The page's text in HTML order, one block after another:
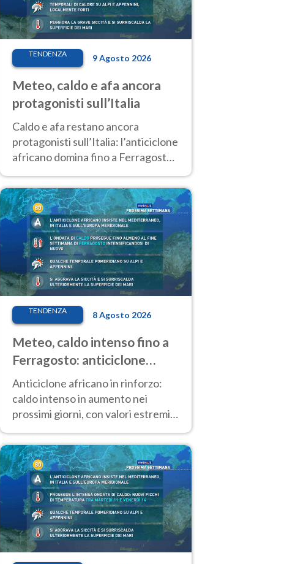
TENDENZA 9 Agosto 2026
Meteo, caldo e afa ancora
protagonisti sull’Italia
Caldo e afa restano ancora
protagonisti sull’Italia: l’anticiclone
africano domina fino a Ferragosto,
cambiamento
TENDENZA 8 Agosto 2026
Meteo, caldo intenso fino a
Ferragosto: anticiclone
africano ancora
protagonista
Anticiclone africano in rinforzo:
caldo intenso in aumento nei
prossimi giorni, con valori estremi
d’Italia